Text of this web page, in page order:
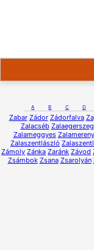
A B C D
Zabar Zádor Zádorfalva
Zalacséb Zalaegerszeg
Zalameggyes
Zalaszentlászló
Zámoly Zánka Zaránk Závod
Zsámbok Zsana Zsarolyán